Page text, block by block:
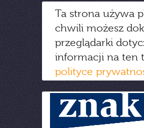
Ta strona używa
chwili możesz
przeglądarki
informacji na ten
polityce